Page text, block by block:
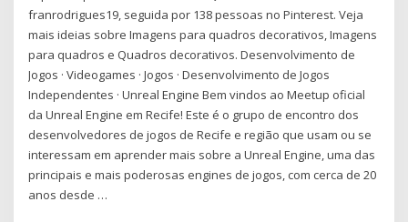
franrodrigues19, seguida por 138 pessoas no Pinterest. Veja
mais ideias sobre Imagens para quadros decorativos, Imagens
para quadros e Quadros decorativos. Desenvolvimento de
Jogos · Videogames · Jogos · Desenvolvimento de Jogos
Independentes · Unreal Engine Bem vindos ao Meetup oficial
da Unreal Engine em Recife! Este é o grupo de encontro dos
desenvolvedores de jogos de Recife e região que usam ou se
interessam em aprender mais sobre a Unreal Engine, uma das
principais e mais poderosas engines de jogos, com cerca de 20
anos desde …